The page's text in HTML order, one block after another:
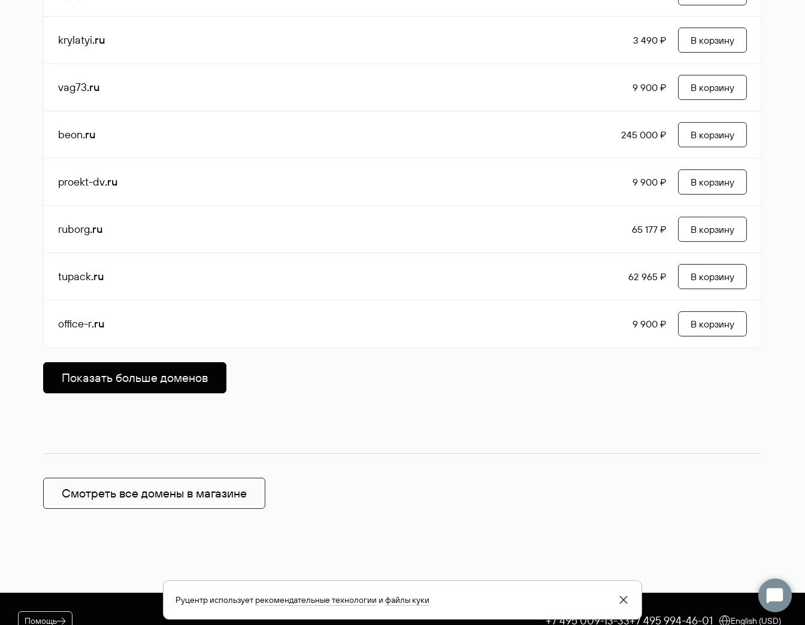
krylatyi.ru 3 490 ₽ В корзину
vag73.ru 9 900 ₽ В корзину
beon.ru 245 000 ₽ В корзину
proekt-dv.ru 9 900 ₽ В корзину
ruborg.ru 65 177 ₽ В корзину
tupack.ru 62 965 ₽ В корзину
office-r.ru 9 900 ₽ В корзину
Показать больше доменов
Смотреть все домены в магазине
Помощь +7 495 009-13-33+7 495 994-46-01 English (USD)
Руцентр использует рекомендательные технологии и файлы куки